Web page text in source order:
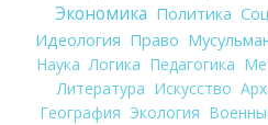
Экономика Политика
Идеология Право
Наука Логика Педагогика
Литература Искусство
География Экология